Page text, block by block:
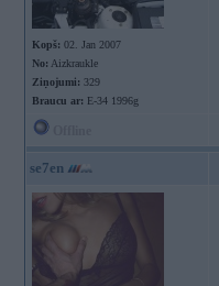
Kopš: 02. Jan 2007
No: Aizkraukle
Ziņojumi: 329
Braucu ar: E-34 1996g
se7en